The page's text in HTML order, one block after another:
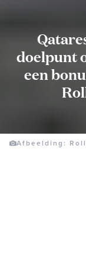
doelpunt
een
Afbeelding: